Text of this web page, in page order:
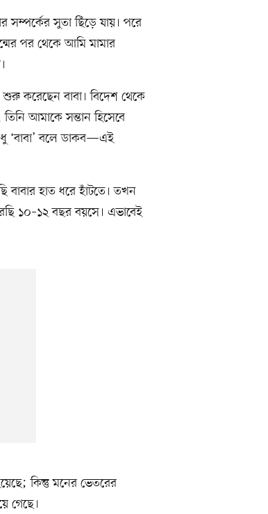
সম্পর্কের সুতা ছিঁড়ে যায়। পরে
পর থেকে আমি মামার
করেছেন বাবা। বিদেশ থেকে
আমাকে সন্তান হিসেবে
‘বাবা’ বলে ডাকব—এই
বাবার হাত ধরে হাঁটতে। তখন
১০–১২ বছর বয়সে। এভাবেই
কিন্তু মনের ভেতরের
গেছে।